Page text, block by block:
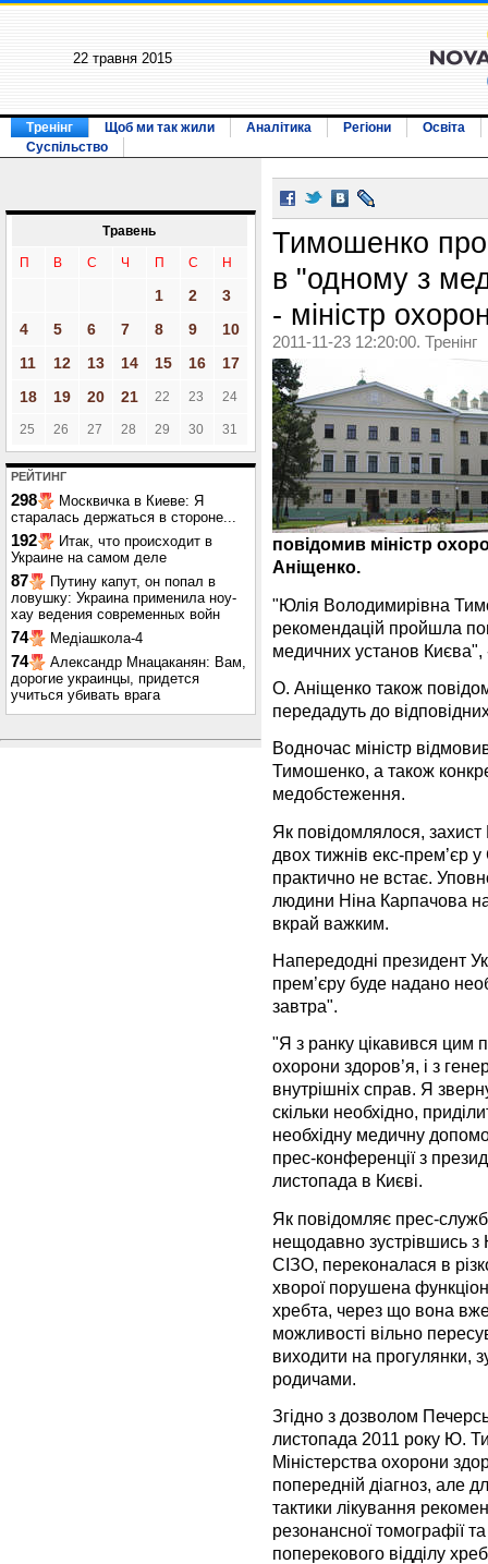
22 травня 2015
Тренінг Щоб ми так жили Аналітика Регіони
Освіта
Суспільство
Травень
П В С Ч П С Н
1 2
3
4
5 6 7 8 9
10
11
12 13 14 15 16
17
18
19 20 21 22 23 24
25 26 27 28 29 30 31
РЕЙТИНГ
298
Москвичка в Киеве: Я
старалась держаться в стороне...
192
Итак, что происходит в
Украине на самом деле
87
Путину капут, он попал в
ловушку: Украина применила ноу-
хау ведения современных войн
74 Медіашкола-4
74
Александр Мнацаканян: Вам,
дорогие украинцы, придется
учиться убивать врага
Тимошенко
в "одному з
- міністр
2011-11-23 12:20:00. Тренінг
повідомив міністр
Аніщенко.
"Юлія Володимирівна
рекомендацій пройшла
медичних установ Києва",
О. Аніщенко також
передадуть до
Водночас міністр
Тимошенко, а також
медобстеження.
Як повідомлялося,
двох тижнів екс-прем’єр
практично не встає.
людини Ніна Карпачова
вкрай важким.
Напередодні президент
прем’єру буде надано
завтра".
"Я з ранку цікавився цим
охорони здоров’я, і з
внутрішніх справ. Я
скільки необхідно,
необхідну медичну
прес-конференції з
листопада в Києві.
Як повідомляє прес-
нещодавно зустрівшись
СІЗО, переконалася в
хворої порушена
хребта, через що вона
можливості вільно
виходити на прогулянки,
родичами.
Згідно з дозволом
листопада 2011 року Ю.
Міністерства охорони
попередній діагноз, але
тактики лікування
резонансної томографії
поперекового відділу